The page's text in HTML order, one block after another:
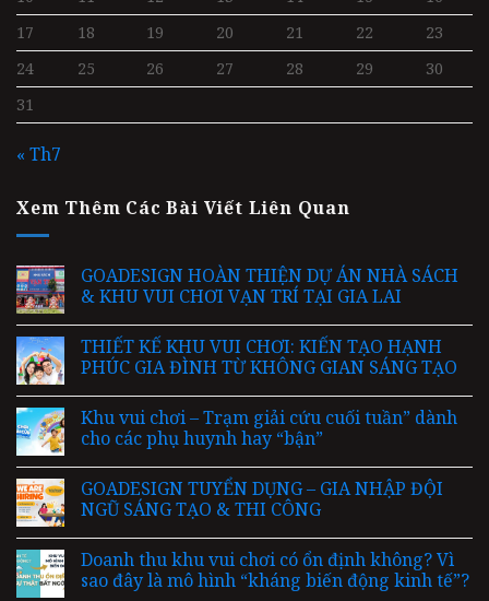
17
18 19 20 21 22
23
24
25 26 27 28 29
30
31
« Th7
Xem Thêm Các Bài Viết Liên Quan
GOADESIGN HOÀN THIỆN DỰ ÁN NHÀ SÁCH
& KHU VUI CHƠI VẠN TRÍ TẠI GIA LAI
THIẾT KẾ KHU VUI CHƠI: KIẾN TẠO HẠNH
PHÚC GIA ĐÌNH TỪ KHÔNG GIAN SÁNG TẠO
Khu vui chơi – Trạm giải cứu cuối tuần” dành
cho các phụ huynh hay “bận”
GOADESIGN TUYỂN DỤNG – GIA NHẬP ĐỘI
NGŨ SÁNG TẠO & THI CÔNG
Doanh thu khu vui chơi có ổn định không? Vì
sao đây là mô hình “kháng biến động kinh tế”?